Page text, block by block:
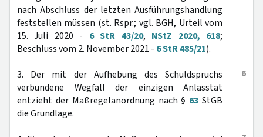
nach Abschluss der letzten Ausführungshandlung
feststellen müssen (st. Rspr.; vgl. BGH, Urteil vom
15. Juli 2020 - 6 StR 43/20, NStZ 2020, 618;
Beschluss vom 2. November 2021 - 6 StR 485/21).
6
3. Der mit der Aufhebung des Schuldspruchs
verbundene Wegfall der einzigen Anlasstat
entzieht der Maßregelanordnung nach § 63 StGB
die Grundlage.